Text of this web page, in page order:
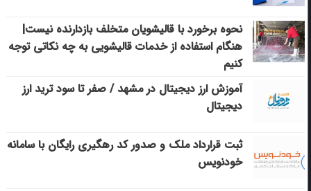
نحوه برخورد با قالیشویان متخلف بازدارنده نیست|
هنگام استفاده از خدمات قالیشویی به چه نکاتی توجه
کنیم
آموزش ارز دیجیتال در مشهد / صفر تا سود ترید ارز
دیجیتال
ثبت قرارداد ملک و صدور کد رهگیری رایگان با سامانه
خودنویس